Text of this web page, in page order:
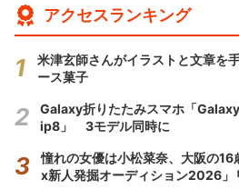
アクセスランキング
米津玄師さんがイラストと文章を
ース菓子
Galaxy折りたたみスマホ「
ip8」 3モデル同時に
憧れの女優は小松菜奈、大阪の
x新人発掘オーディション2026」